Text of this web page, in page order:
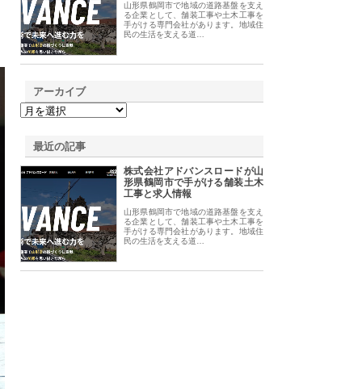
山形県鶴岡市で地域の道路基盤を支え
る企業として、舗装工事や土木工事を
手がける専門会社があります。地域住
民の生活を支える道…
アーカイブ
最近の記事
株式会社アドバンスロードが山
形県鶴岡市で手がける舗装土木
工事と求人情報
山形県鶴岡市で地域の道路基盤を支え
る企業として、舗装工事や土木工事を
手がける専門会社があります。地域住
民の生活を支える道…